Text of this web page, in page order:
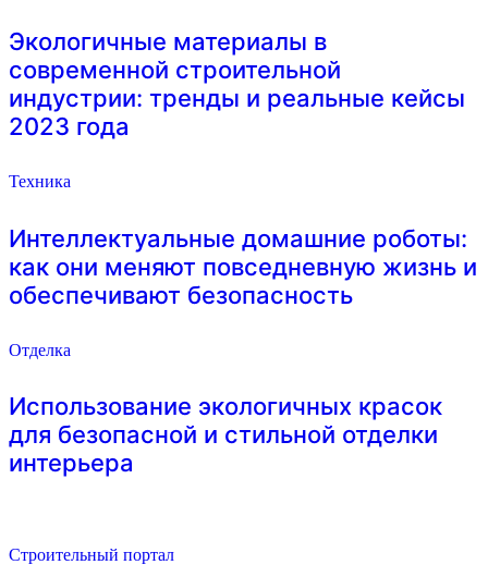
Экологичные материалы в
современной строительной
индустрии: тренды и реальные кейсы
2023 года
Техника
Интеллектуальные домашние роботы:
как они меняют повседневную жизнь и
обеспечивают безопасность
Отделка
Использование экологичных красок
для безопасной и стильной отделки
интерьера
Строительный портал